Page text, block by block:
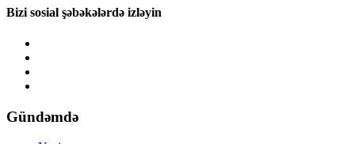
Bizi sosial şəbəkələrdə izləyin
Gündəmdə